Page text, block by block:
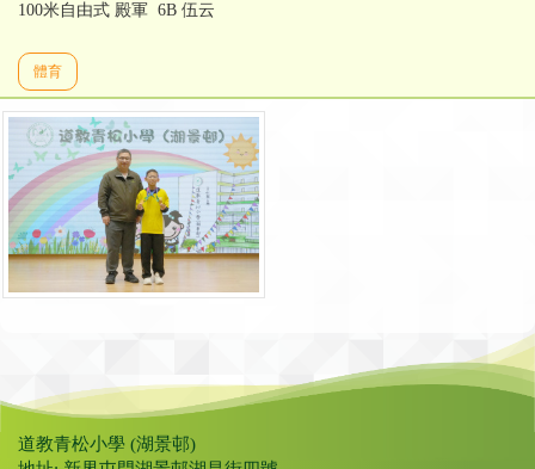
100米自由式 殿軍 6B 伍云
體育
道教青松小學 (湖景邨)